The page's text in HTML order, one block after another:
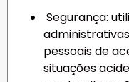
Segurança:
pessoais de
situações